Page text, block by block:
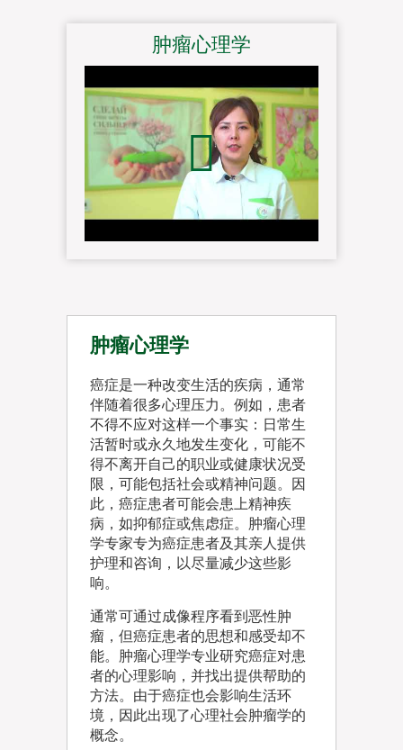
肿瘤心理学
肿瘤心理学
癌症是一种改变生活的疾病，通常
伴随着很多心理压力。例如，患者
不得不应对这样一个事实：日常生
活暂时或永久地发生变化，可能不
得不离开自己的职业或健康状况受
限，可能包括社会或精神问题。因
此，癌症患者可能会患上精神疾
病，如抑郁症或焦虑症。肿瘤心理
学专家专为癌症患者及其亲人提供
护理和咨询，以尽量减少这些影
响。
通常可通过成像程序看到恶性肿
瘤，但癌症患者的思想和感受却不
能。肿瘤心理学专业研究癌症对患
者的心理影响，并找出提供帮助的
方法。由于癌症也会影响生活环
境，因此出现了心理社会肿瘤学的
概念。